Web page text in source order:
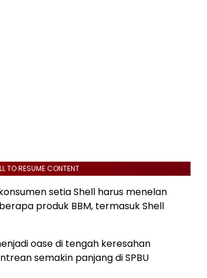
TO RESUME CONTENT
setia Shell harus menelan
produk BBM, termasuk Shell
oase di tengah keresahan
semakin panjang di SPBU